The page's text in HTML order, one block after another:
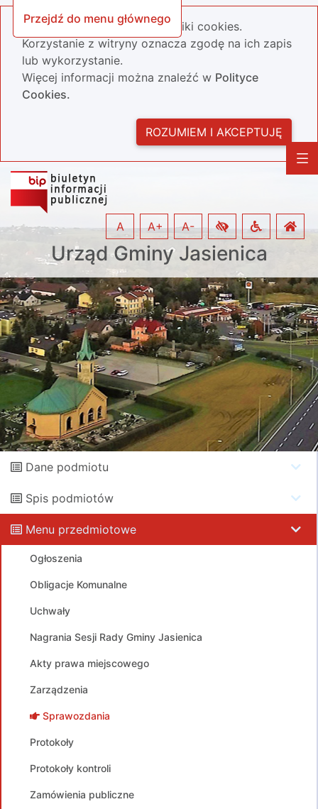
Przejdź do menu głównego
Nasza strona wykorzystuje pliki cookies.
Korzystanie z witryny oznacza zgodę na ich zapis
lub wykorzystanie.
Więcej informacji można znaleźć w Polityce
Cookies.
ROZUMIEM I AKCEPTUJĘ
Urząd Gminy Jasienica
A A+ A-
Dane podmiotu
Spis podmiotów
Menu przedmiotowe
Ogłoszenia
Obligacje Komunalne
Uchwały
Nagrania Sesji Rady Gminy Jasienica
Akty prawa miejscowego
Zarządzenia
Sprawozdania
Protokoły
Protokoły kontroli
Zamówienia publiczne